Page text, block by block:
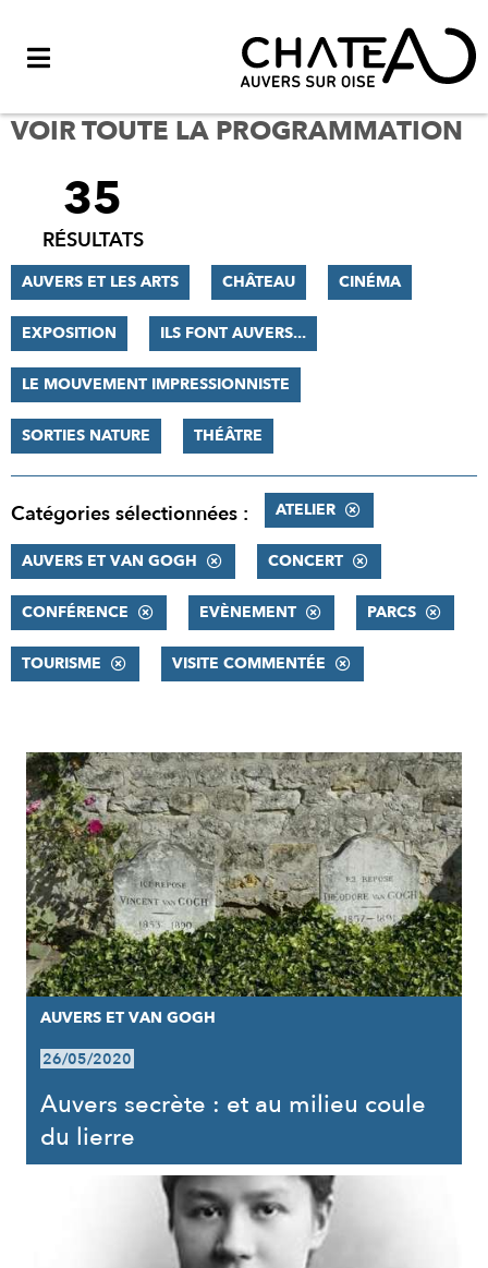
VOIR TOUTE LA PROGRAMMATION
FILTRER
RÉSULTATS
35
RÉSULTATS
AUVERS ET LES ARTS CHÂTEAU CINÉMA
EXPOSITION ILS FONT AUVERS...
LE MOUVEMENT IMPRESSIONNISTE
SORTIES NATURE THÉÂTRE
Catégories sélectionnées : ATELIER
AUVERS ET VAN GOGH CONCERT
CONFÉRENCE EVÈNEMENT PARCS
TOURISME VISITE COMMENTÉE
RÉSULTATS
AUVERS ET VAN GOGH
26/05/2020
Auvers secrète : et au milieu coule
du lierre